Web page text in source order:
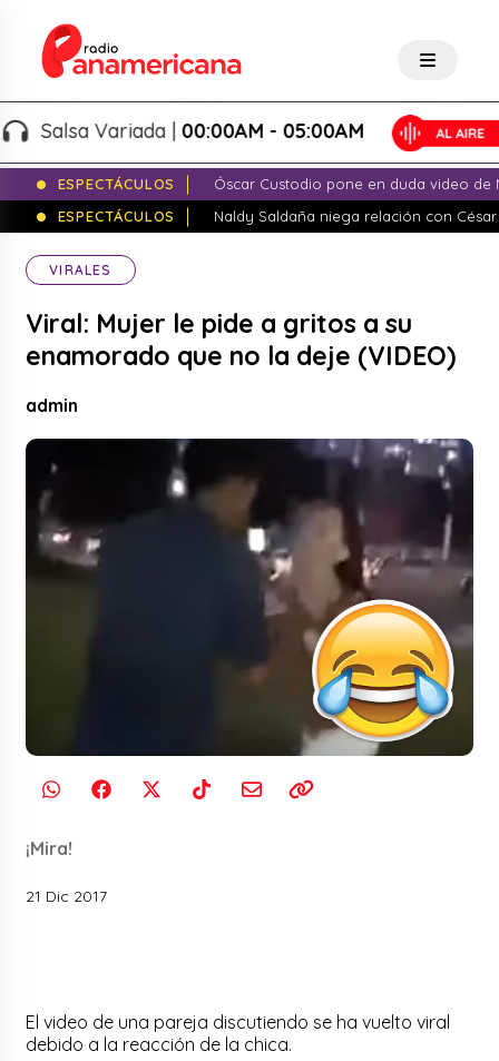
Salsa Variada |00:00AM - 05:00AM
ESPECTÁCULOS
Óscar Custodio pone en duda video de
ESPECTÁCULOS
Naldy Saldaña niega relación con
VIRALES
Viral: Mujer le pide a gritos a su
enamorado que no la deje (VIDEO)
admin
¡Mira!
21 Dic 2017
El video de una pareja discutiendo se ha vuelto viral
debido a la reacción de la chica.